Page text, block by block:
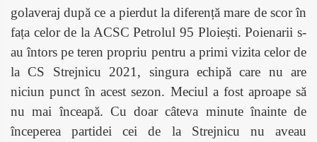
golaveraj după ce a pierdut la diferență mare de scor în
fața celor de la ACSC Petrolul 95 Ploiești. Poienarii s-
au întors pe teren propriu pentru a primi vizita celor de
la CS Strejnicu 2021, singura echipă care nu are
niciun punct în acest sezon. Meciul a fost aproape să
nu mai înceapă. Cu doar câteva minute înainte de
începerea partidei cei de la Strejnicu nu aveau